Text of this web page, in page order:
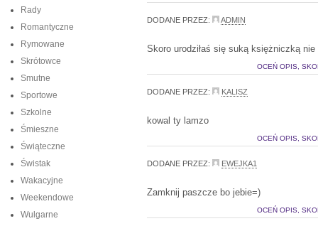
Rady
Romantyczne
Rymowane
Skrótowce
Smutne
Sportowe
Szkolne
Śmieszne
Świąteczne
Świstak
Wakacyjne
Weekendowe
Wulgarne
DODANE PRZEZ: ADMIN
Skoro urodziłaś się suką księżniczką
OCEŃ OPIS,
DODANE PRZEZ: KALISZ
kowal ty lamzo
OCEŃ OPIS,
DODANE PRZEZ: EWEJKA1
Zamknij paszcze bo jebie=)
OCEŃ OPIS,